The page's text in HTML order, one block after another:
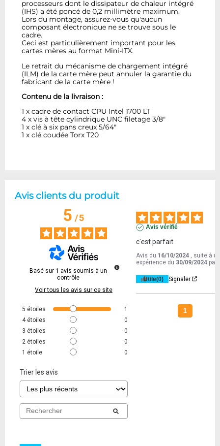
processeurs dont le dissipateur de chaleur intégré
(IHS) a été poncé de 0,2 millimètre maximum.
Lors du montage, assurez-vous qu'aucun
composant électronique ne se trouve sous le
cadre.
Ceci est particulièrement important pour les
cartes mères au format Mini-ITX.
Le retrait du mécanisme de chargement intégré
(ILM) de la carte mère peut annuler la garantie du
fabricant de la carte mère !
Contenu de la livraison :
1 x cadre de contact CPU Intel 1700 LT
4 x vis à tête cylindrique UNC filetage 3/8"
1 x clé à six pans creux 5/64"
1 x clé coudée Torx T20
Avis clients du produit
5/5
Basé sur 1 avis soumis à un
contrôle
Voir tous les avis sur ce site
5 étoiles
1
4 étoiles
0
3 étoiles
0
2 étoiles
0
1 étoile 0
Trier les avis
Avis vérifié
c'est parfait
Avis du 16/10/2024 , suite à
expérience du 30/09/2024 par
Utile(0) Signaler
1